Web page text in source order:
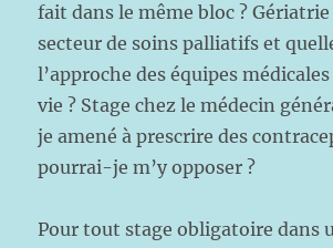
fait dans le même bloc ?
secteur de soins palliatifs et
l’approche des équipes
vie ? Stage chez le médecin
je amené à prescrire des
pourrai-je m’y opposer ?
Pour tout stage obligatoire dans